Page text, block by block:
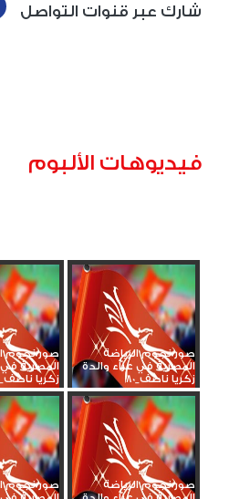
شارك عبر قنوات التواصل
فيديوهات الألبوم
صور نجوم الرياضة
المصرية في عزاء والدة
زكريا ناصف_80
صور نجوم
المصرية
زكريا ناصف_79
صور نجوم الرياضة
صور نجوم